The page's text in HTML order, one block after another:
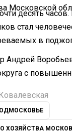
Московской
десять
стал
в
Андрей
с
ХОЗЯЙСТВА